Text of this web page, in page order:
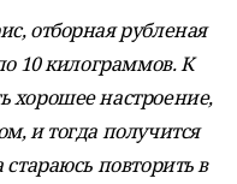
отборная рубленая
10 килограммов. К
хорошее настроение,
и тогда получится
повторить в